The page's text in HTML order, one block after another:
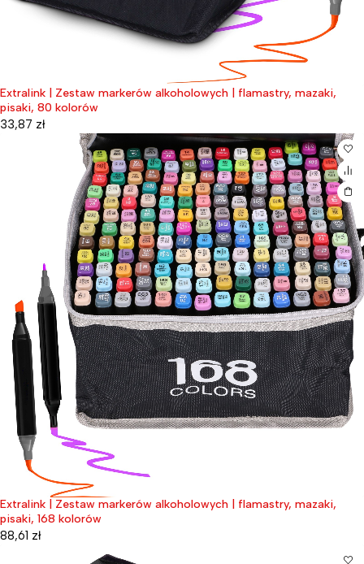
Extralink | Zestaw markerów alkoholowych | flamastry, mazaki,
pisaki, 80 kolorów
33,87 zł
Extralink | Zestaw markerów alkoholowych | flamastry, mazaki,
pisaki, 168 kolorów
88,61 zł